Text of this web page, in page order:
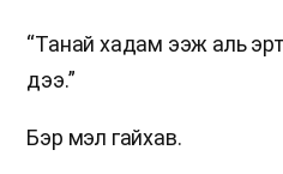
“Танай хадам ээж аль
дээ.”
Бэр мэл гайхав.